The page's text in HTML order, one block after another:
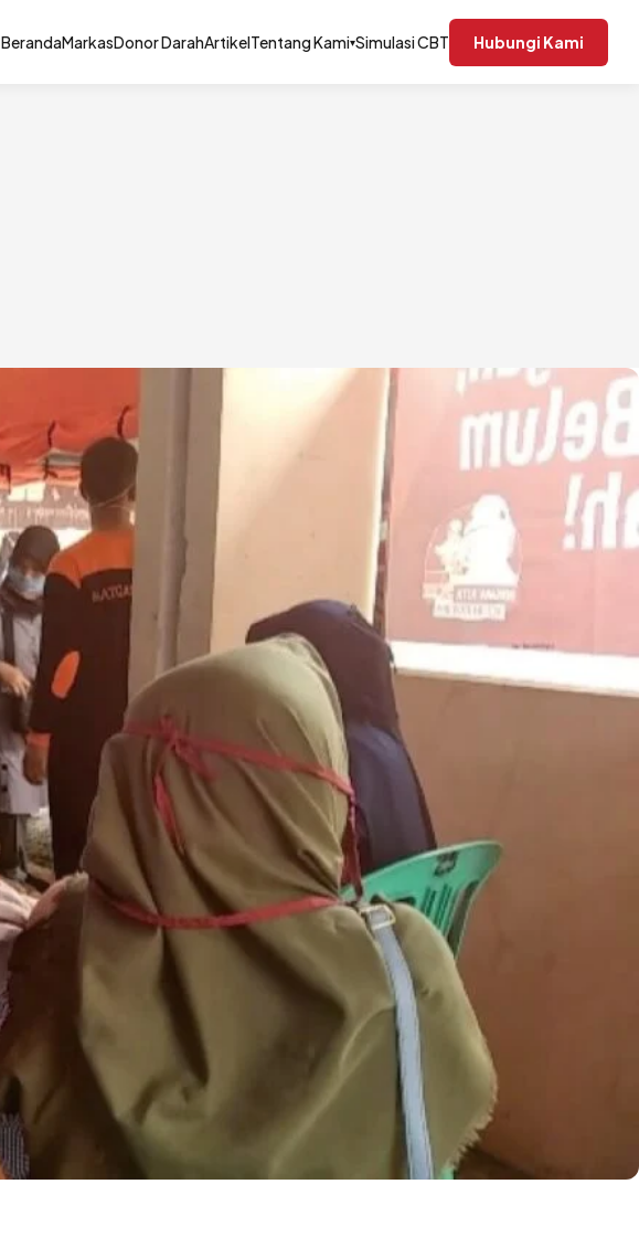
BerandaMarkasDonor DarahArtikelTentang Kami▾Simulasi CBT Hubungi Kami